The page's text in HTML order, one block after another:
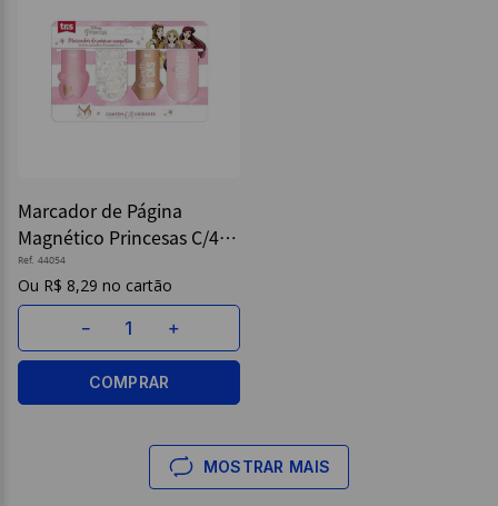
Marcador de Página
Magnético Princesas C/4
UN - Tris
Ref. 44054
R$ 8,29
＋
－
COMPRAR
MOSTRAR MAIS